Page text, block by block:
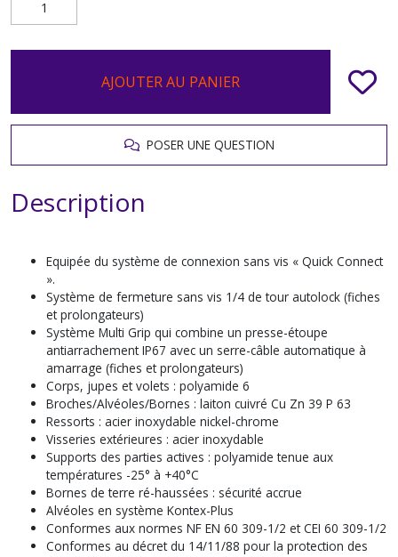
AJOUTER AU PANIER
POSER UNE QUESTION
Description
Equipée du système de connexion sans vis « Quick Connect
».
Système de fermeture sans vis 1/4 de tour autolock (fiches
et prolongateurs)
Système Multi Grip qui combine un presse-étoupe
antiarrachement IP67 avec un serre-câble automatique à
amarrage (fiches et prolongateurs)
Corps, jupes et volets : polyamide 6
Broches/Alvéoles/Bornes : laiton cuivré Cu Zn 39 P 63
Ressorts : acier inoxydable nickel-chrome
Visseries extérieures : acier inoxydable
Supports des parties actives : polyamide tenue aux
températures -25° à +40°C
Bornes de terre ré-haussées : sécurité accrue
Alvéoles en système Kontex-Plus
Conformes aux normes NF EN 60 309-1/2 et CEI 60 309-1/2
Conformes au décret du 14/11/88 pour la protection des